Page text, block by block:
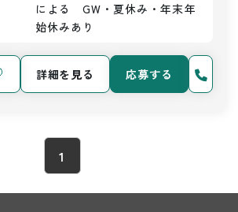
による　GW・夏休み・年末年
始休みあり
詳細を見る 応募する
1